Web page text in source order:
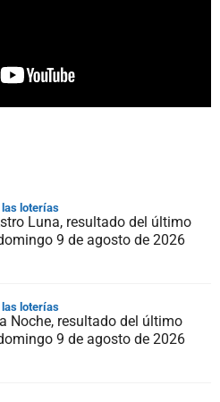
las loterías
Luna, resultado del último
9 de agosto de 2026
las loterías
Noche, resultado del último
9 de agosto de 2026